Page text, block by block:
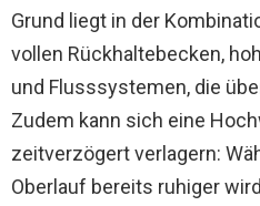
Grund liegt in der
vollen Rückhaltebecken,
und Flusssystemen, die
Zudem kann sich eine
zeitverzögert verlagern:
Oberlauf bereits ruhiger